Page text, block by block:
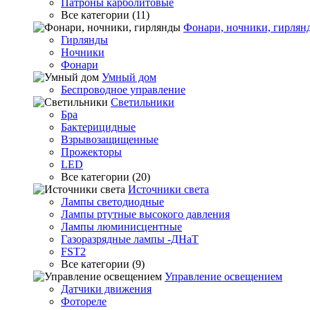
Патроны карболитовые
Все категории (11)
Фонари, ночники,
Гирлянды
Ночники
Фонари
Умный дом
Беспроводное управление
Светильники
Бра
Бактерицидные
Взрывозащищенные
Прожекторы
LED
Все категории (20)
Источники света
Лампы светодиодные
Лампы ртутные высокого давления
Лампы люминисцентные
Газоразрядные лампы -ДНаТ
FST2
Все категории (9)
Управление освещением
Датчики движения
Фотореле